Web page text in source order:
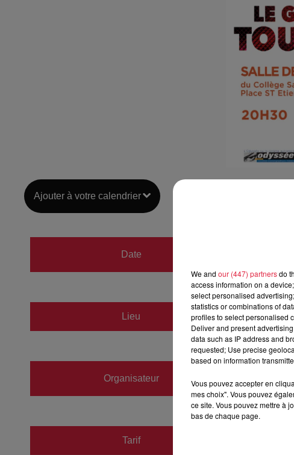
Ajouter à votre calendrier
Date
23 juin
Lieu
Collège
67600
Organisateur
https://
Tarif
We and our (447) partnersdo
access information on a
select personalised
statistics or combinations of
profiles to select personalised
Deliver and present
data such as IP address and
requested; Use precise
based on information
Vous pouvez accepter en
mes choix". Vous pouvez
ce site. Vous pouvez mettre à
bas de chaque page.